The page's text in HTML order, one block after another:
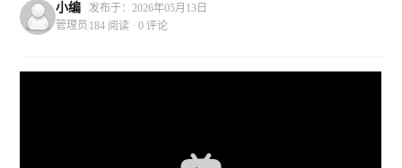
小编
管理员
发布于：2026年05月13日
184 阅读 · 0 评论